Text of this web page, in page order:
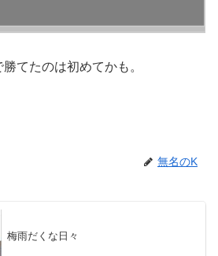
てたのは初めてかも。
無名のK
梅雨だくな日々